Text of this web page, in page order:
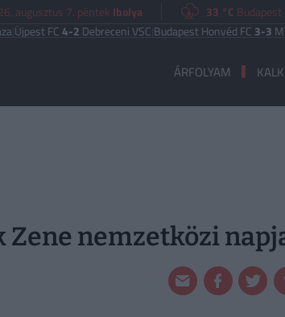
augusztus 7. péntek Ibolya 33 °C Budapest
FC4-2Debreceni VSC |Budapest Honvéd FC3-3 MTK
ÁRFOLYAM
Zene nemzetközi